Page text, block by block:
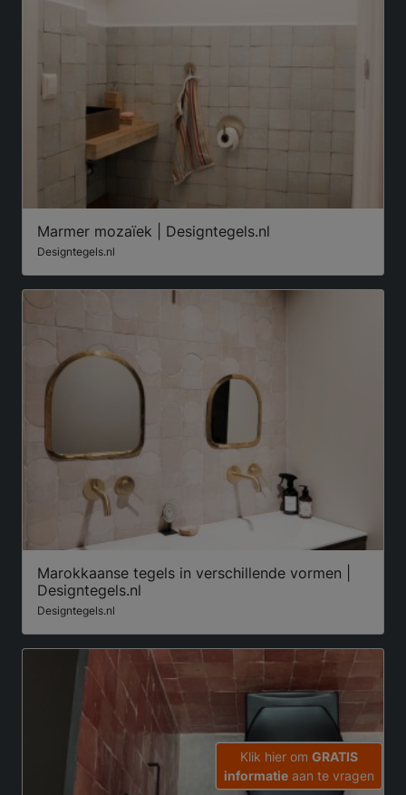
Marmer mozaïek | Designtegels.nl
Designtegels.nl
Marokkaanse tegels in verschillende vormen |
Designtegels.nl
Designtegels.nl
Klik hier om GRATIS
informatie aan te vragen